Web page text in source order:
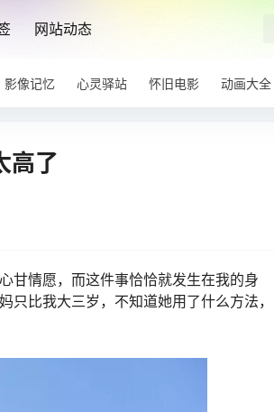
网站动态
影像记忆 心灵驿站 怀旧电影 动画大全
高了
甘情愿，而这件事恰恰就发生在我的身
比我大三岁，不知道她用了什么方法，